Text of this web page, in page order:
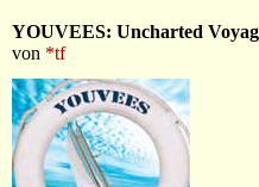
YOUVEES: Uncharted
von *tf